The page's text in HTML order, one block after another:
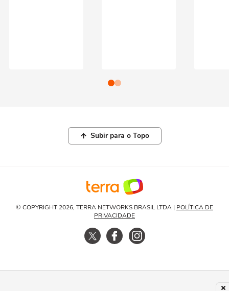
Subir para o Topo
© COPYRIGHT 2026, TERRA NETWORKS BRASIL LTDA | POLÍTICA DE
PRIVACIDADE